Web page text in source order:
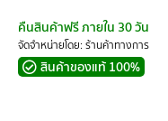
คืนสินค้าฟรี ภายใน 30 วัน
จัดจำหน่ายโดย: ร้านค้าทางการ
สินค้าของแท้ 100%